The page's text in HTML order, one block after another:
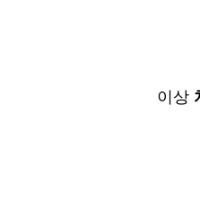
이상